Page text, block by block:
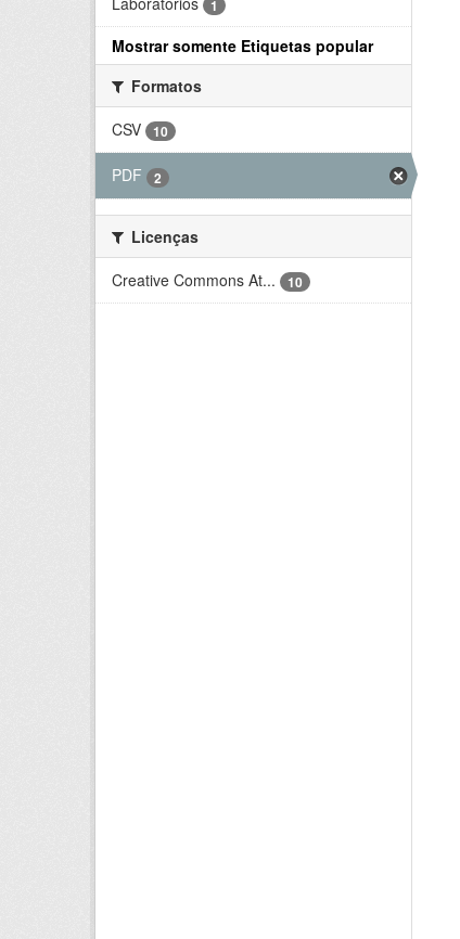
1
Mostrar somente Etiquetas popular
Formatos
CSV
10
PDF 2
Licenças
Creative Commons At...
10